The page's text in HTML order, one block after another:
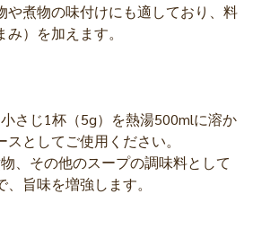
や煮物の味付けにも適しており、料
）を加えます。
さじ1杯（5g）を熱湯500mlに溶か
としてご使用ください。
、その他のスープの調味料として
旨味を増強します。